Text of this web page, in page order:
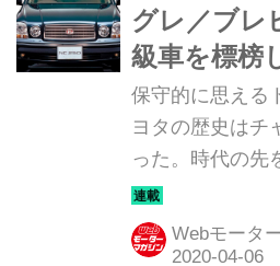
グレ／ブレ
級車を標榜
アム勢に対
保守的に思える
ヨタの歴史はチ
った。時代の先
ら、一体どうし
なるクルマまで
を改めて俯瞰し
Webモータ